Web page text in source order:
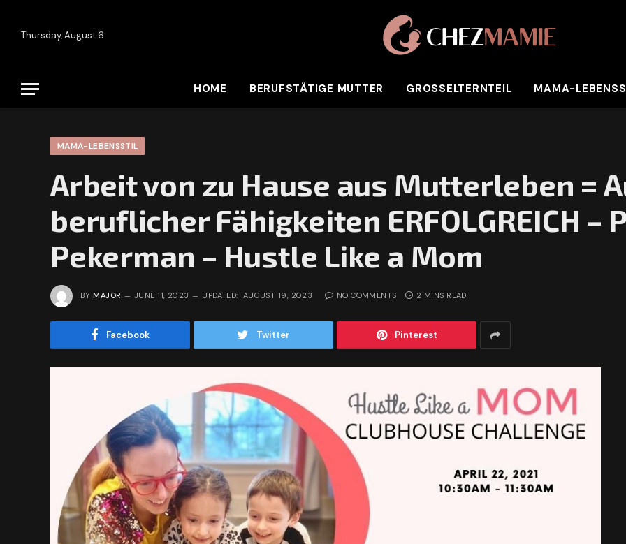
Thursday, August 6
HOME BERUFSTÄTIGE MUTTER GROSSELTERNTEIL MAMA-
MAMA-LEBENSSTIL
Arbeit von zu Hause aus Mutterleben =
beruflicher Fähigkeiten ERFOLGREICH –
Pekerman – Hustle Like a Mom
BY MAJOR JUNE 11, 2023 UPDATED: AUGUST 19, 2023 NO COMMENTS 2 MINS READ
Facebook Twitter Pinterest